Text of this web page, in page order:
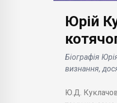
Юрій
Біографія
визнання,
Ю.Д. Куклачов
представляє
і знижує